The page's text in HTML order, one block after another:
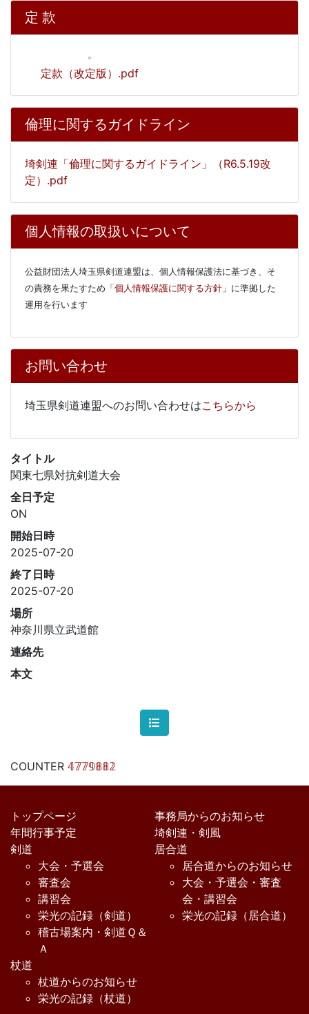
タイトル
関東七県対抗剣道大会
全日予定
ON
開始日時
2025-07-20
終了日時
2025-07-20
場所
神奈川県立武道館
連絡先
本文
COUNTER 𝟜𝟟𝟟𝟡𝟠𝟠𝟚
定 款
定款（改定版）.pdf
倫理に関するガイドライン
埼剣連「倫理に関するガイドライン」（R6.5.19改
定）.pdf
個人情報の取扱いについて
公益財団法人埼玉県剣道連盟は、個人情報保護法に基づき、そ
の責務を果たすため 「個人情報保護に関する方針」 に準拠した
運用を行います
お問い合わせ
埼玉県剣道連盟へのお問い合わせはこちらから
トップページ
事務局からのお知らせ
年間行事予定
埼剣連・剣風
剣道
大会・予選会
審査会
講習会
栄光の記録（剣道）
稽古場案内・剣道Ｑ＆
Ａ
居合道
居合道からのお知らせ
大会・予選会・審査
会・講習会
栄光の記録（居合道）
杖道
杖道からのお知らせ
栄光の記録（杖道）